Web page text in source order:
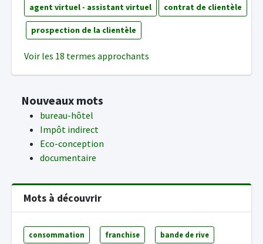
agent virtuel - assistant virtuel contrat de clientèle
prospection de la clientèle
Voir les 18 termes approchants
Nouveaux mots
bureau-hôtel
Impôt indirect
Eco-conception
documentaire
Mots à découvrir
consommation franchise bande de rive